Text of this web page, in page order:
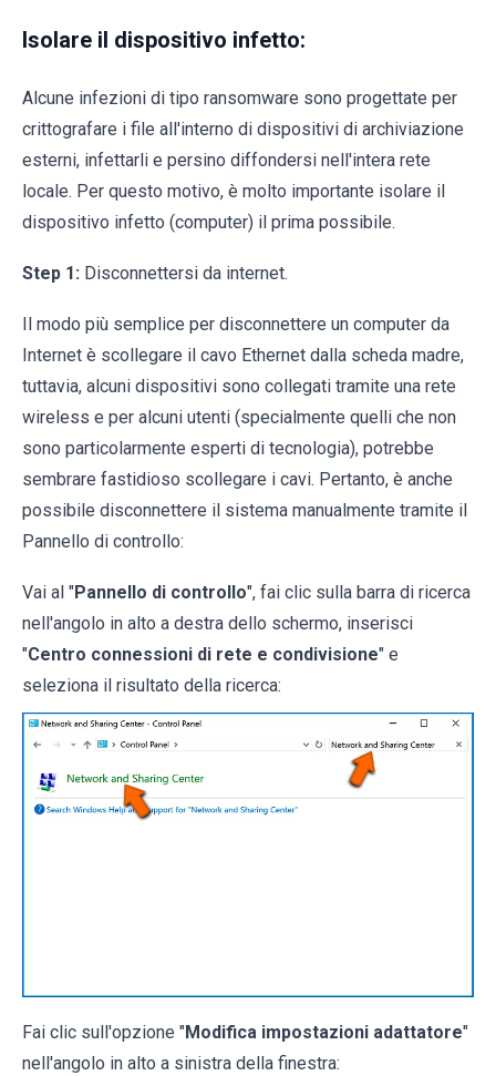
Isolare il dispositivo infetto:
Alcune infezioni di tipo ransomware sono progettate per
crittografare i file all'interno di dispositivi di archiviazione
esterni, infettarli e persino diffondersi nell'intera rete
locale. Per questo motivo, è molto importante isolare il
dispositivo infetto (computer) il prima possibile.
Step 1: Disconnettersi da internet.
Il modo più semplice per disconnettere un computer da
Internet è scollegare il cavo Ethernet dalla scheda madre,
tuttavia, alcuni dispositivi sono collegati tramite una rete
wireless e per alcuni utenti (specialmente quelli che non
sono particolarmente esperti di tecnologia), potrebbe
sembrare fastidioso scollegare i cavi. Pertanto, è anche
possibile disconnettere il sistema manualmente tramite il
Pannello di controllo:
Vai al "Pannello di controllo", fai clic sulla barra di ricerca
nell'angolo in alto a destra dello schermo, inserisci
"Centro connessioni di rete e condivisione" e
seleziona il risultato della ricerca:
Fai clic sull'opzione "Modifica impostazioni adattatore"
nell'angolo in alto a sinistra della finestra: